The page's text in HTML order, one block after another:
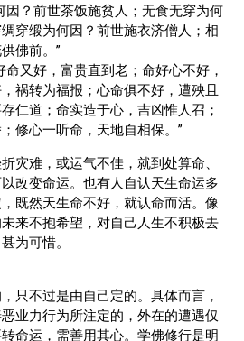
因？前世茶饭施贫人；无食无穿为何
穿缎为何因？前世施衣济僧人；相
佛前。”
又好，富贵直到老；命好心不好，
祸转为福报；心命俱不好，遭殃且
仁道；命实造于心，吉凶惟人召；
修心一听命，天地自相保。”
灾难，或运气不佳，就到处算命、
改变命运。也有人自认天生命运多
既然天生命不好，就认命而活。像
来不抱希望，对自己人生不积极去
为可惜。
只不过是由自己定的。具体而言，
业力行为所注定的，外在的遭遇仅
命运，需善用其心。学佛修行是明